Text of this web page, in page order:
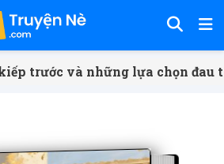
trước và những lựa chọn đau